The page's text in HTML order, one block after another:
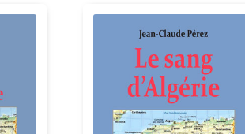
récent
au
ancien